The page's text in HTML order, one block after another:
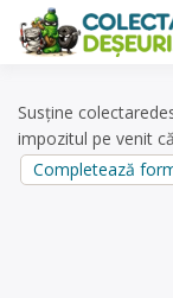
content
Susține
impozitul pe venit
Completează